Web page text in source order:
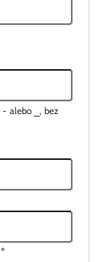
- alebo
, bez
*